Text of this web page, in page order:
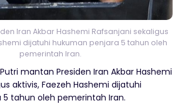
Iran Akbar Hashemi Rafsanjani sekaligus
dijatuhi hukuman penjara 5 tahun oleh
pemerintah Iran.
Putri mantan Presiden Iran Akbar Hashemi
aktivis, Faezeh Hashemi dijatuhi
tahun oleh pemerintah Iran.